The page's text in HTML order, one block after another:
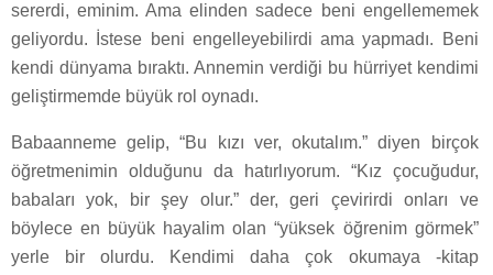
sererdi, eminim. Ama elinden sadece beni engellememek
geliyordu. İstese beni engelleyebilirdi ama yapmadı. Beni
kendi dünyama bıraktı. Annemin verdiği bu hürriyet kendimi
geliştirmemde büyük rol oynadı.
Babaanneme gelip, “Bu kızı ver, okutalım.” diyen birçok
öğretmenimin olduğunu da hatırlıyorum. “Kız çocuğudur,
babaları yok, bir şey olur.” der, geri çevirirdi onları ve
böylece en büyük hayalim olan “yüksek öğrenim görmek”
yerle bir olurdu. Kendimi daha çok okumaya -kitap